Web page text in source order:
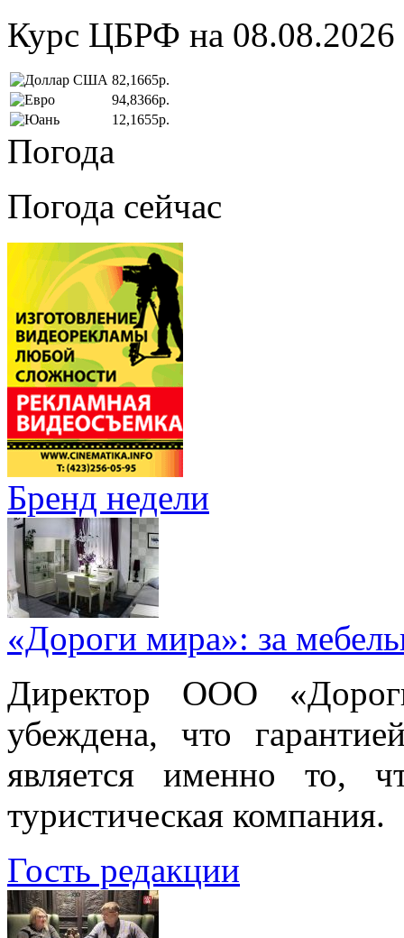
Курс ЦБРФ на 08.08.2026
82,1665р.
94,8366р.
12,1655р.
Погода
Погода сейчас
Бренд недели
«Дороги мира»: за
Директор ООО
убеждена, что
является именно то,
туристическая компания.
Гость редакции